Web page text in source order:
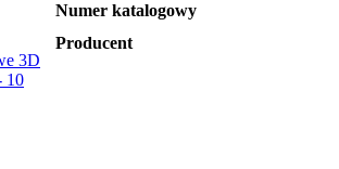
Numer katalogowy
Producent